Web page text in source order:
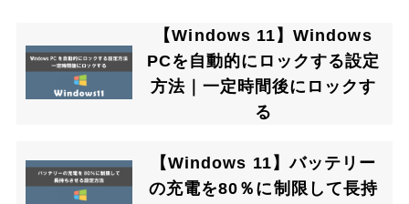
【Windows 11】Windows
PCを自動的にロックする設定
方法｜一定時間後にロックす
る
【Windows 11】バッテリー
の充電を80％に制限して長持